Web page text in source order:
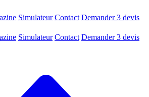
Simulateur Contact Demander 3 devis
Simulateur Contact Demander 3 devis